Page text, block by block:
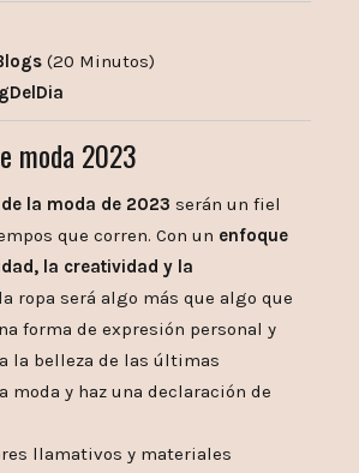
(20 Minutos)
moda 2023
la moda de 2023 serán un fiel
que corren. Con un enfoque
la creatividad y la
ropa será algo más que algo que
forma de expresión personal y
la belleza de las últimas
moda y haz una declaración de
llamativos y materiales